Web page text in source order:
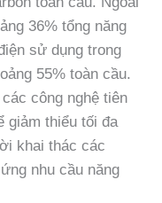
36% tổng năng
sử dụng trong
55% toàn cầu.
công nghệ tiên
giảm thiểu tối đa
khai thác các
nhu cầu năng